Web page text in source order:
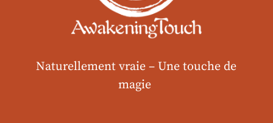
Naturellement vraie – Une touche de
magie